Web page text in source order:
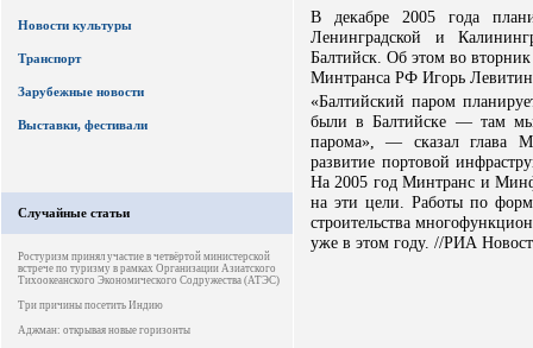
Новости культуры
Транспорт
Зарубежные новости
Выставки, фестивали
Случайные статьи
Ростуризм принял участие в четвёртой министерской
встрече по туризму в рамках Организации Азиатского
Тихоокеанского Экономического Содружества (АТЭС)
Три причины посетить Индию
Аджман: открывая новые горизонты
В декабре 2005 года
Ленинградской и
Балтийск. Об этом во
Минтранса РФ Игорь
«Балтийский паром
были в Балтийске — там мы
парома», — сказал глава
развитие портовой
На 2005 год Минтранс и
на эти цели. Работы по
строительства
уже в этом году. //РИА